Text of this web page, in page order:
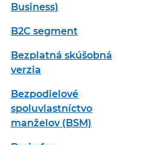
Business)
B2C segment
Bezplatná skúšobná
verzia
Bezpodielové
spoluvlastníctvo
manželov (BSM)